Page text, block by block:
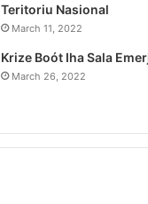
Teritoriu Nasional
March 11, 2022
Krize Boót Iha Sala
March 26, 2022